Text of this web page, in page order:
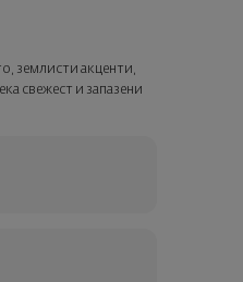
с ваше пожелание.
землисти акценти,
свежест и запазени